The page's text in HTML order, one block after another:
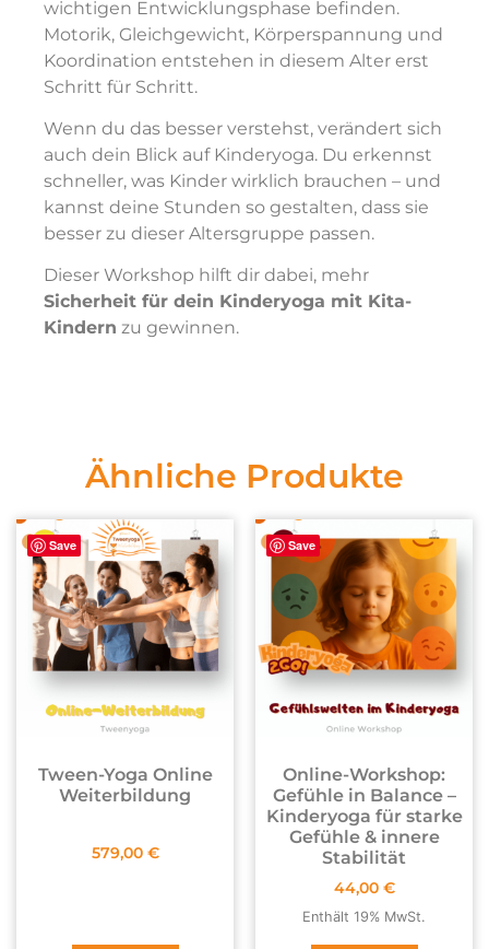
wichtigen Entwicklungsphase befinden.
Motorik, Gleichgewicht, Körperspannung und
Koordination entstehen in diesem Alter erst
Schritt für Schritt.
Wenn du das besser verstehst, verändert sich
auch dein Blick auf Kinderyoga. Du erkennst
schneller, was Kinder wirklich brauchen – und
kannst deine Stunden so gestalten, dass sie
besser zu dieser Altersgruppe passen.
Dieser Workshop hilft dir dabei, mehr
Sicherheit für dein Kinderyoga mit Kita-
Kindern zu gewinnen.
Ähnliche Produkte
Save
Tween-Yoga Online
Weiterbildung
579,00 €
Save
Online-Workshop:
Gefühle in Balance –
Kinderyoga für starke
Gefühle & innere
Stabilität
44,00 €
Enthält 19% MwSt.